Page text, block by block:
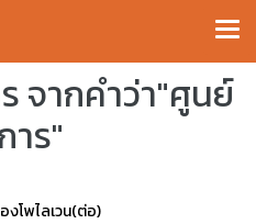
จากคำว่า"ศูนย์
าร"
งโพไลเวน(ต่อ)